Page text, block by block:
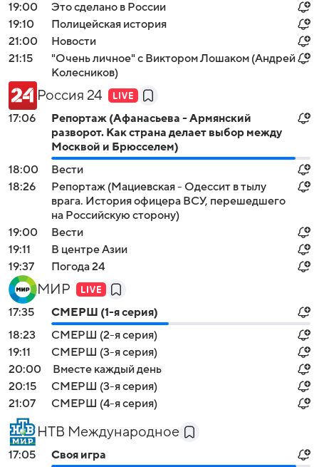
19:00
Это сделано в России
19:10
Полицейская история
21:00
Новости
21:15
"Очень личное" с Виктором Лошаком (Андрей
Колесников)
Россия 24
17:06
Репортаж (Афанасьева - Армянский
разворот. Как страна делает выбор между
Москвой и Брюсселем)
18:00
Вести
18:26
Репортаж (Мациевская - Одессит в тылу
врага. История офицера ВСУ, перешедшего
на Российскую сторону)
19:00
Вести
19:11
В центре Азии
19:37
Погода 24
МИР
17:35
СМЕРШ (1-я серия)
18:23
СМЕРШ (2-я серия)
19:11
СМЕРШ (3-я серия)
20:00
Вместе каждый день
20:15
СМЕРШ (3-я серия)
21:07
СМЕРШ (4-я серия)
НТВ Международное
17:05
Своя игра